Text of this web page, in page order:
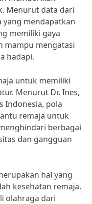
Menurut data dari
yang mendapatkan
memiliki gaya
mampu mengatasi
hadapi.
untuk memiliki
Menurut Dr. Ines,
Indonesia, pola
remaja untuk
berbagai
dan gangguan
hal yang
kesehatan remaja.
olahraga dari